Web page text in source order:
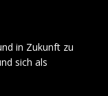
in Zukunft zu
sich als